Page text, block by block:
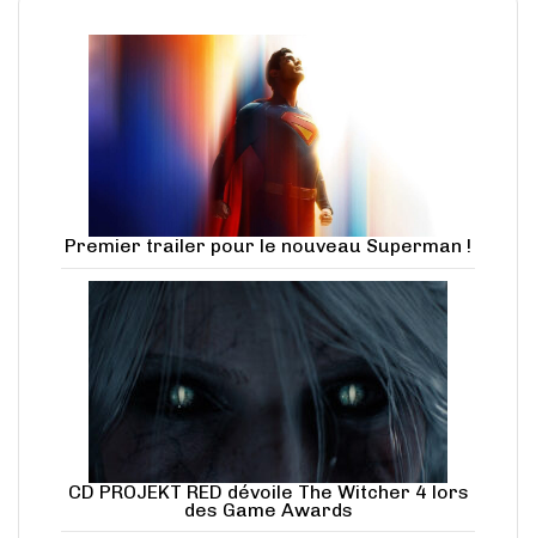
Premier trailer pour le nouveau Superman !
CD PROJEKT RED dévoile The Witcher 4 lors
des Game Awards